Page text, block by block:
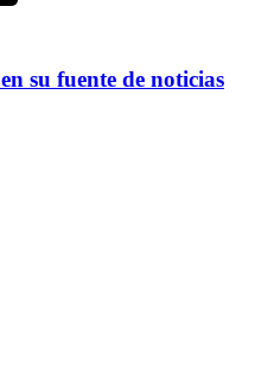
en su fuente de noticias